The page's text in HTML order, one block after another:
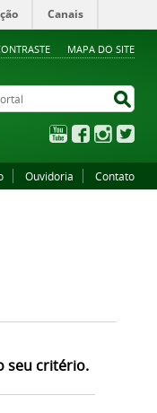
MAPA DO SITE
Canais
YouTubeFacebookInstagram
Ouvidoria Contato
seu critério.